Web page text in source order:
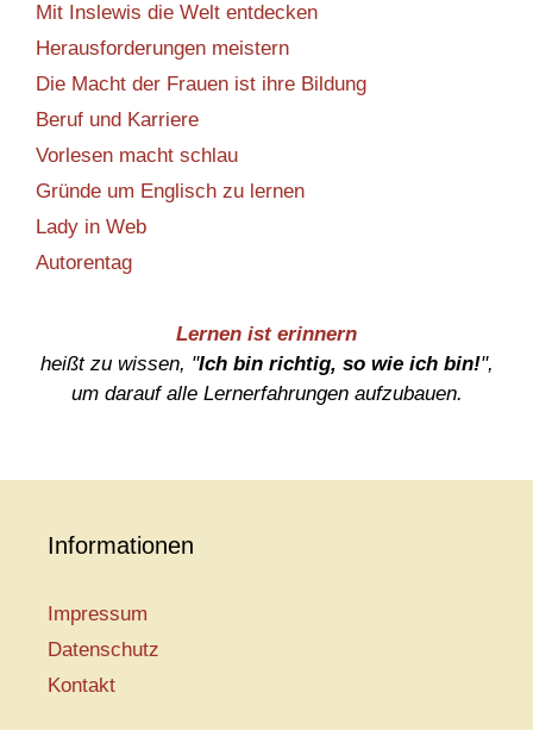
Mit Inslewis die Welt entdecken
Herausforderungen meistern
Die Macht der Frauen ist ihre Bildung
Beruf und Karriere
Vorlesen macht schlau
Gründe um Englisch zu lernen
Lady in Web
Autorentag
Lernen ist erinnern
heißt zu wissen, "Ich bin richtig, so wie ich bin!",
um darauf alle Lernerfahrungen aufzubauen.
Informationen
Impressum
Datenschutz
Kontakt